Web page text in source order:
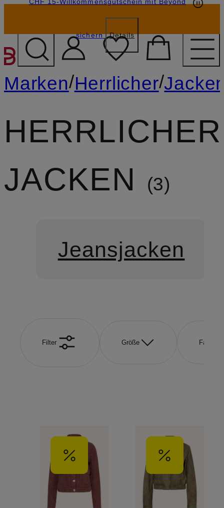
ZUM HAUPTINHALT
sichern Details
Marken/Herrlicher/
HERRLICHER
JACKEN
3
Jeansjacken
Filter Größe Farbe